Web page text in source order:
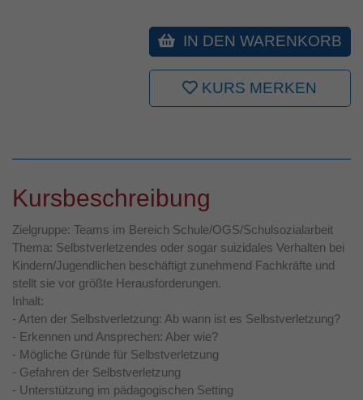
IN DEN WARENKORB
KURS MERKEN
Kursbeschreibung
Zielgruppe: Teams im Bereich Schule/OGS/Schulsozialarbeit
Thema: Selbstverletzendes oder sogar suizidales Verhalten bei
Kindern/Jugendlichen beschäftigt zunehmend Fachkräfte und
stellt sie vor größte Herausforderungen.
Inhalt:
- Arten der Selbstverletzung: Ab wann ist es Selbstverletzung?
- Erkennen und Ansprechen: Aber wie?
- Mögliche Gründe für Selbstverletzung
- Gefahren der Selbstverletzung
- Unterstützung im pädagogischen Setting